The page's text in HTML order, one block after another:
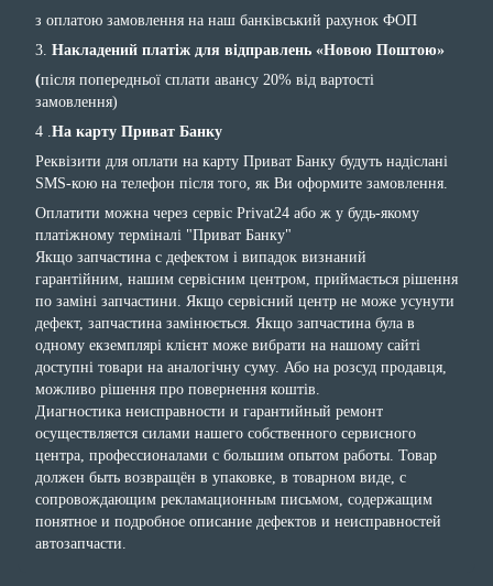
з оплатою замовлення на наш банківський рахунок ФОП
3. Накладений платіж для відправлень «Новою Поштою»
(після попередньої сплати авансу 20% від вартості
замовлення)
4 . На карту Приват Банку
Реквізити для оплати на карту Приват Банку будуть надіслані
SMS-кою на телефон після того, як Ви оформите замовлення.
Оплатити можна через сервіс Privat24 або ж у будь-якому
платіжному терміналі "Приват Банку"
Якщо запчастина с дефектом і випадок визнаний
гарантійним, нашим сервісним центром, приймається рішення
по заміні запчастини. Якщо сервісний центр не може усунути
дефект, запчастина замінюється. Якщо запчастина була в
одному екземплярі клієнт може вибрати на нашому сайті
доступні товари на аналогічну суму. Або на розсуд продавця,
можливо рішення про повернення коштів.
Диагностика неисправности и гарантийный ремонт
осуществляется силами нашего собственного сервисного
центра, профессионалами с большим опытом работы. Товар
должен быть возвращён в упаковке, в товарном виде, с
сопровождающим рекламационным письмом, содержащим
понятное и подробное описание дефектов и неисправностей
автозапчасти.